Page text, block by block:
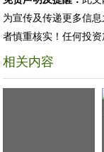
为宣传及传递更多信
者慎重核实！任何投
相关内容